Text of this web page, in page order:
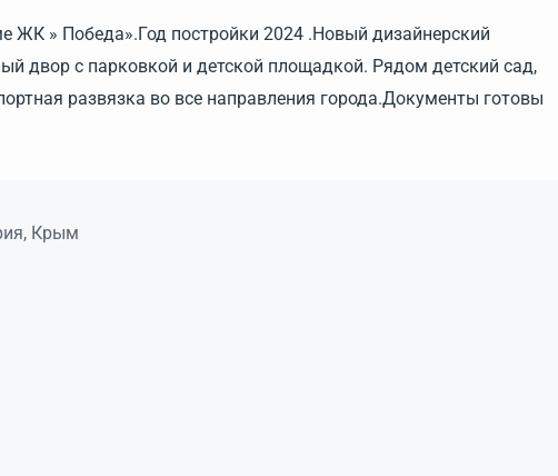
ЖК » Победа».Год постройки 2024 .Новый дизайнерский
двор с парковкой и детской площадкой. Рядом детский сад,
развязка во все направления города.Документы готовы
Крым